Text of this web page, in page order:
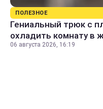
ПОЛЕЗНОЕ
Гениальный трюк с
охладить комнату в
06 августа 2026, 16:19